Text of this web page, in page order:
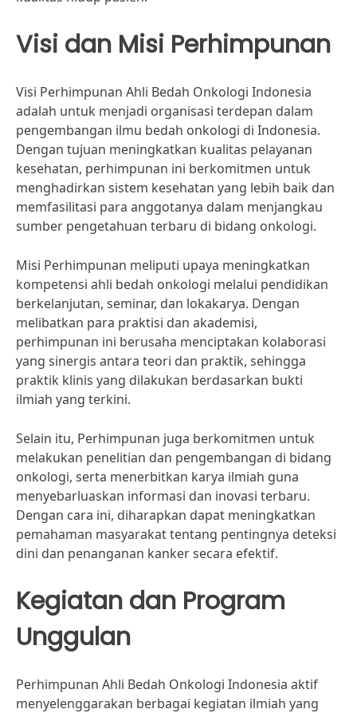
Visi dan Misi Perhimpunan
Visi Perhimpunan Ahli Bedah Onkologi Indonesia
adalah untuk menjadi organisasi terdepan dalam
pengembangan ilmu bedah onkologi di Indonesia.
Dengan tujuan meningkatkan kualitas pelayanan
kesehatan, perhimpunan ini berkomitmen untuk
menghadirkan sistem kesehatan yang lebih baik dan
memfasilitasi para anggotanya dalam menjangkau
sumber pengetahuan terbaru di bidang onkologi.
Misi Perhimpunan meliputi upaya meningkatkan
kompetensi ahli bedah onkologi melalui pendidikan
berkelanjutan, seminar, dan lokakarya. Dengan
melibatkan para praktisi dan akademisi,
perhimpunan ini berusaha menciptakan kolaborasi
yang sinergis antara teori dan praktik, sehingga
praktik klinis yang dilakukan berdasarkan bukti
ilmiah yang terkini.
Selain itu, Perhimpunan juga berkomitmen untuk
melakukan penelitian dan pengembangan di bidang
onkologi, serta menerbitkan karya ilmiah guna
menyebarluaskan informasi dan inovasi terbaru.
Dengan cara ini, diharapkan dapat meningkatkan
pemahaman masyarakat tentang pentingnya deteksi
dini dan penanganan kanker secara efektif.
Kegiatan dan Program
Unggulan
Perhimpunan Ahli Bedah Onkologi Indonesia aktif
menyelenggarakan berbagai kegiatan ilmiah yang